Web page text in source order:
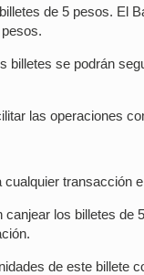
de 5 pesos. El
billetes se podrán
las operaciones
transacción
los billetes
de este billete